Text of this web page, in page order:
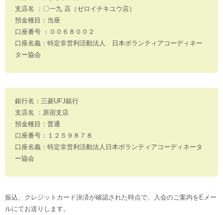
支店名 ：〇一九 店（ゼロイチキユウ店）
預金種目：当座
口座番号 ：００６８００２
口座名義：特定非営利活動法人 日本ボランティアコーディネー
ター協会
銀行名：三菱UFJ銀行
支店名 ：原宿支店
預金種目：普通
口座番号：１２５９８７８
口座名義：特定非営利活動法人日本ボランティアコーディネータ
ー協会
振込、クレジットカード決済が確認された時点で、入会のご案内をEメー
ルにてお送りします。